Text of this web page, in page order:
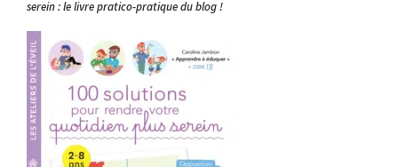
serein : le livre pratico-pratique du blog !